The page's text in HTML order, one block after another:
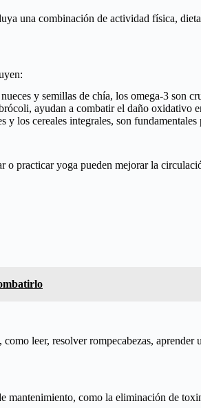
una combinación de actividad física,
y semillas de chía, los omega-3 son
ayudan a combatir el daño oxidativo
los cereales integrales, son
practicar yoga pueden mejorar la
leer, resolver rompecabezas,
mantenimiento, como la eliminación de